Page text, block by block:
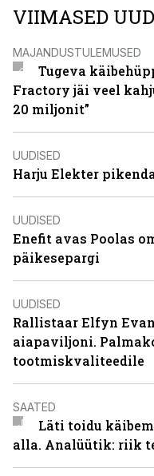
VIIMASED
MAJANDUSTULEMUSED
Tugeva
Fractory jäi veel
20 miljonit”
UUDISED
Harju Elekter
UUDISED
Enefit avas Poolas
päikesepargi
UUDISED
Rallistaar Elfyn
aiapaviljoni.
tootmiskvaliteedile
SAATED
Läti toidu
alla. Analüütik: riik